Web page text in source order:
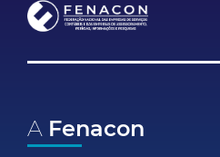
A Fenacon